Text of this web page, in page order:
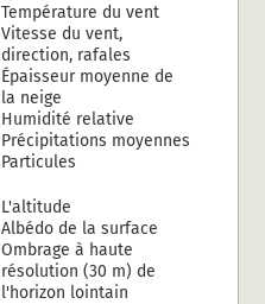
Température du vent
Vitesse du vent,
direction, rafales
Épaisseur moyenne de
la neige
Humidité relative
Précipitations moyennes
Particules
L'altitude
Albédo de la surface
Ombrage à haute
résolution (30 m) de
l'horizon lointain